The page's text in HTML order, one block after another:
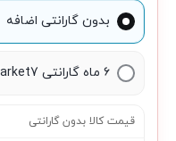
بدون گارانتی اضافه
۶ ماه گارانتی Market7
قیمت کالا بدون گارانتی